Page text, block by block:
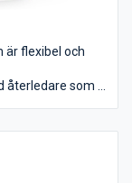
är flexibel och
som är